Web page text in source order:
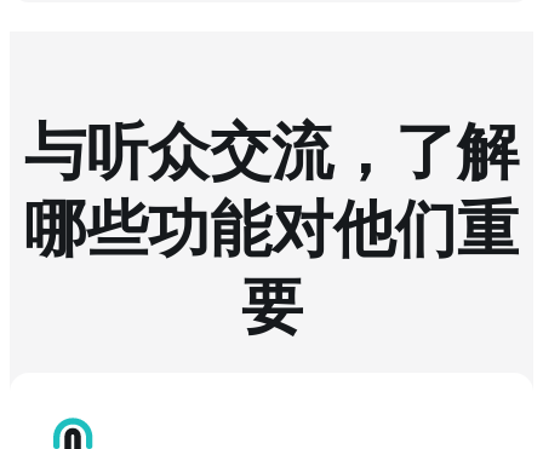
与听众交流，了解
哪些功能对他们重
要